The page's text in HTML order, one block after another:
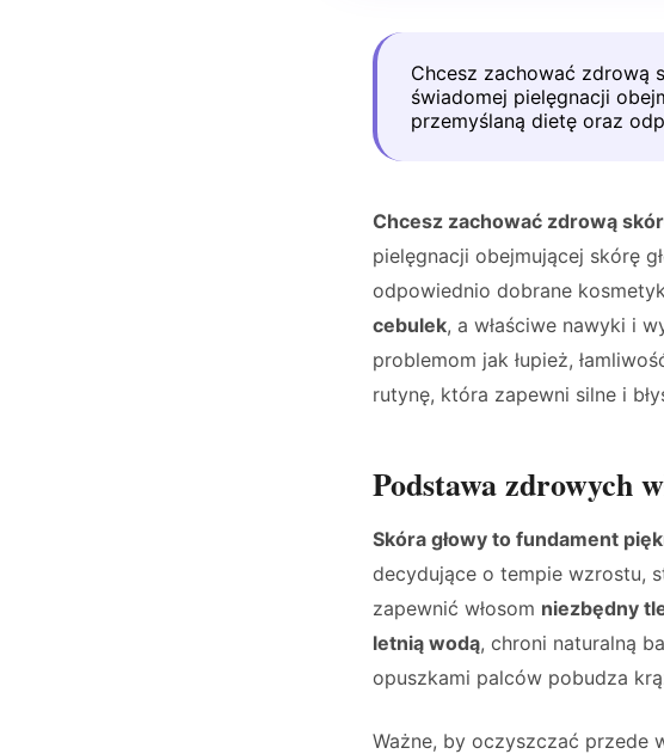
Chcesz zachować zdrową
świadomej pielęgnacji
przemyślaną dietę oraz
Chcesz zachować zdrową
pielęgnacji obejmującej skórę
odpowiednio dobrane
cebulek, a właściwe nawyki i
problemom jak łupież,
rutynę, która zapewni silne i
Podstawa zdrowych
Skóra głowy to fundament
decydujące o tempie wzrostu,
zapewnić włosom niezbędny
letnią wodą, chroni naturalną
opuszkami palców pobudza
Ważne, by oczyszczać przede